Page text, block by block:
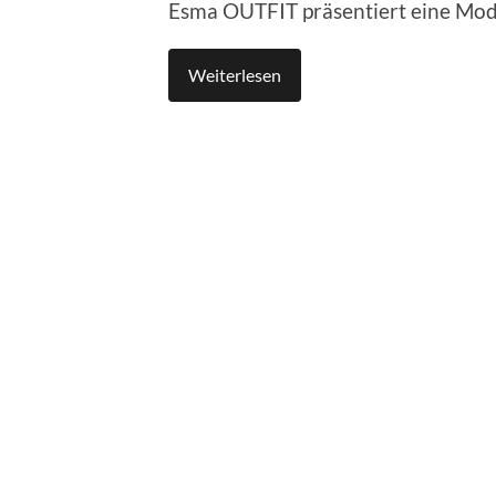
Esma OUTFIT präsentiert eine
Weiterlesen